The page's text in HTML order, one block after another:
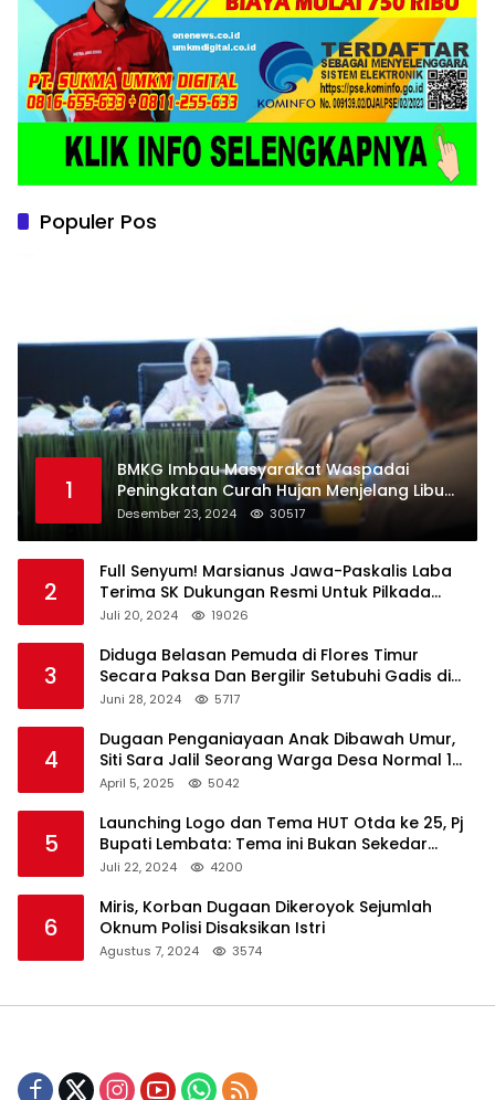
Populer Pos
1
BMKG Imbau Masyarakat Waspadai
Peningkatan Curah Hujan Menjelang Libur
Natal dan Tahun Baru
Desember 23, 2024 30517
2
Full Senyum! Marsianus Jawa-Paskalis Laba
Terima SK Dukungan Resmi Untuk Pilkada
Lembata
Juli 20, 2024 19026
3
Diduga Belasan Pemuda di Flores Timur
Secara Paksa Dan Bergilir Setubuhi Gadis di
Bawah Umur
Juni 28, 2024 5717
4
Dugaan Penganiayaan Anak Dibawah Umur,
Siti Sara Jalil Seorang Warga Desa Normal 1
Melapor ke Polisi
April 5, 2025 5042
5
Launching Logo dan Tema HUT Otda ke 25, Pj
Bupati Lembata: Tema ini Bukan Sekedar
Refleksi Semalam
Juli 22, 2024 4200
6
Miris, Korban Dugaan Dikeroyok Sejumlah
Oknum Polisi Disaksikan Istri
Agustus 7, 2024 3574